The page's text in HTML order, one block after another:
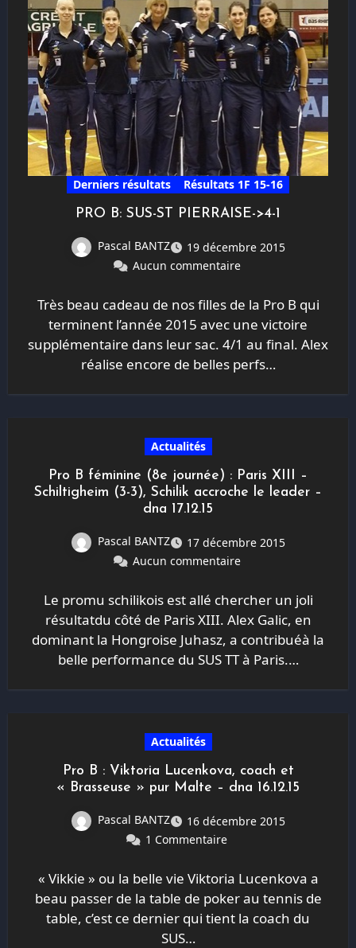
Derniers résultats Résultats 1F 15-16
PRO B: SUS-ST PIERRAISE->4-1
Pascal BANTZ
19 décembre 2015
Aucun commentaire
Très beau cadeau de nos filles de la Pro B qui
terminent l’année 2015 avec une victoire
supplémentaire dans leur sac. 4/1 au final. Alex
réalise encore de belles perfs…
Actualités
Pro B féminine (8e journée) : Paris XIII –
Schiltigheim (3-3), Schilik accroche le leader –
dna 17.12.15
Pascal BANTZ
17 décembre 2015
Aucun commentaire
Le promu schilikois est allé chercher un joli
résultatdu côté de Paris XIII. Alex Galic, en
dominant la Hongroise Juhasz, a contribuéà la
belle performance du SUS TT à Paris.…
Actualités
Pro B : Viktoria Lucenkova, coach et
« Brasseuse » pur Malte – dna 16.12.15
Pascal BANTZ
16 décembre 2015
1 Commentaire
« Vikkie » ou la belle vie Viktoria Lucenkova a
beau passer de la table de poker au tennis de
table, c’est ce dernier qui tient la coach du
SUS…